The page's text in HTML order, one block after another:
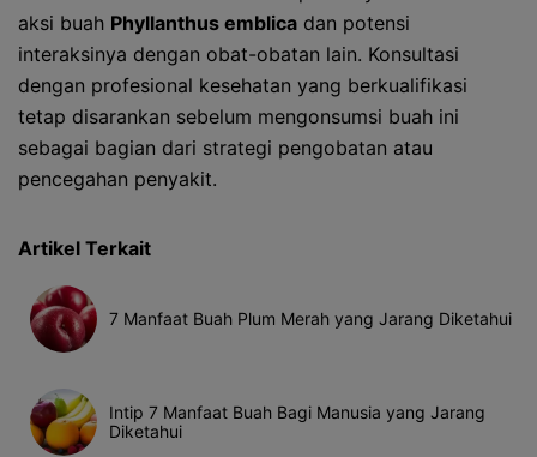
aksi buah Phyllanthus emblica dan potensi
interaksinya dengan obat-obatan lain. Konsultasi
dengan profesional kesehatan yang berkualifikasi
tetap disarankan sebelum mengonsumsi buah ini
sebagai bagian dari strategi pengobatan atau
pencegahan penyakit.
Artikel Terkait
7 Manfaat Buah Plum Merah yang Jarang Diketahui
Intip 7 Manfaat Buah Bagi Manusia yang Jarang
Diketahui